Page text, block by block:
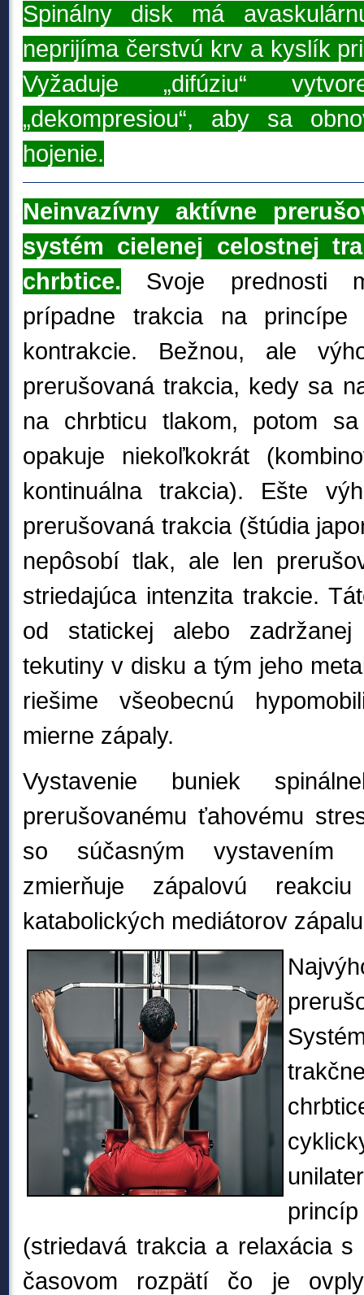
Spinálny disk má
neprijíma čerstvú krv a kyslík
Vyžaduje „difúziu“
„dekompresiou“, aby sa
hojenie.
Neinvazívny aktívne
systém cielenej celostnej
chrbtice.
Svoje prednosti
prípadne trakcia na princípe
kontrakcie. Bežnou, ale
prerušovaná trakcia, kedy sa
na chrbticu tlakom, potom
opakuje niekoľkokrát
kontinuálna trakcia). Ešte
prerušovaná trakcia (štúdia
nepôsobí tlak, ale len
striedajúca intenzita trakcie.
od statickej alebo
tekutiny v disku a tým jeho
riešime všeobecnú
mierne zápaly.
Vystavenie buniek
prerušovanému ťahovému
so súčasným vystavením
zmierňuje zápalovú
katabolických mediátorov
(striedavá trakcia a relaxácia s
časovom rozpätí čo je